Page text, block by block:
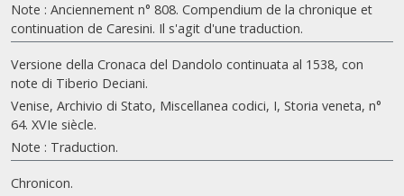
Note : Anciennement n° 808. Compendium de la chronique et
continuation de Caresini. Il s'agit d'une traduction.
Versione della Cronaca del Dandolo continuata al 1538, con
note di Tiberio Deciani.
Venise, Archivio di Stato, Miscellanea codici, I, Storia veneta, n°
64. XVIe siècle.
Note : Traduction.
Chronicon.